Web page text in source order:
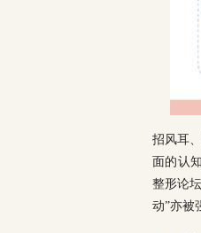
招风耳
面的认
整形论
动”亦被